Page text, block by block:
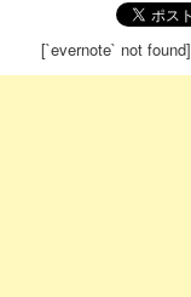
[`evernote` not found]